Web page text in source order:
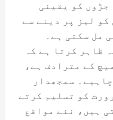
جڑوں کو یقینی
کو لیز پر دینے سے
مل سکتی ہے۔
ظاہر کرتا ہے کہ
کے مترادف ہے،
سمجھدار
کو تسلیم کرتے
ہیں، نئے مواقع